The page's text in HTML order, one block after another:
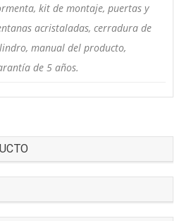
kit de montaje, puertas y
acristaladas, cerradura de
manual del producto,
de 5 años.